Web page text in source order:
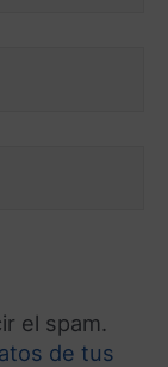
el spam.
de tus